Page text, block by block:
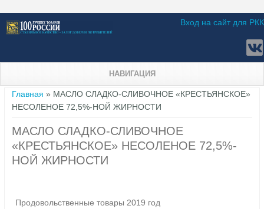
Вход на сайт для РКК
НАВИГАЦИЯ
Вы здесь
Главная » МАСЛО СЛАДКО-СЛИВОЧНОЕ «КРЕСТЬЯНСКОЕ»
НЕСОЛЕНОЕ 72,5%-НОЙ ЖИРНОСТИ
МАСЛО СЛАДКО-СЛИВОЧНОЕ
«КРЕСТЬЯНСКОЕ» НЕСОЛЕНОЕ 72,5%-
НОЙ ЖИРНОСТИ
Продовольственные товары 2019 год